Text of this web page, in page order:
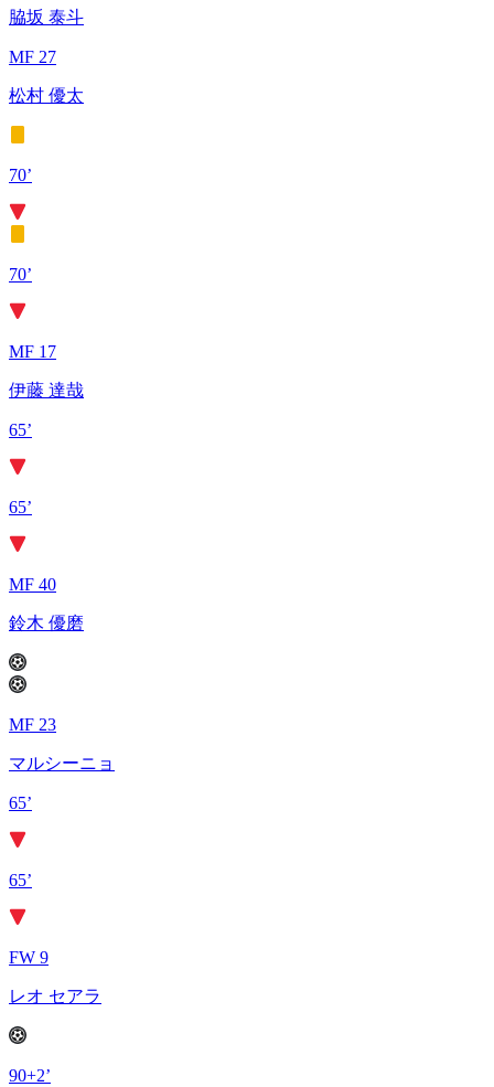
脇坂 泰斗
MF 27
松村 優太
70’
70’
MF 17
伊藤 達哉
65’
65’
MF 40
鈴木 優磨
MF 23
マルシーニョ
65’
65’
FW 9
レオ セアラ
90+2’